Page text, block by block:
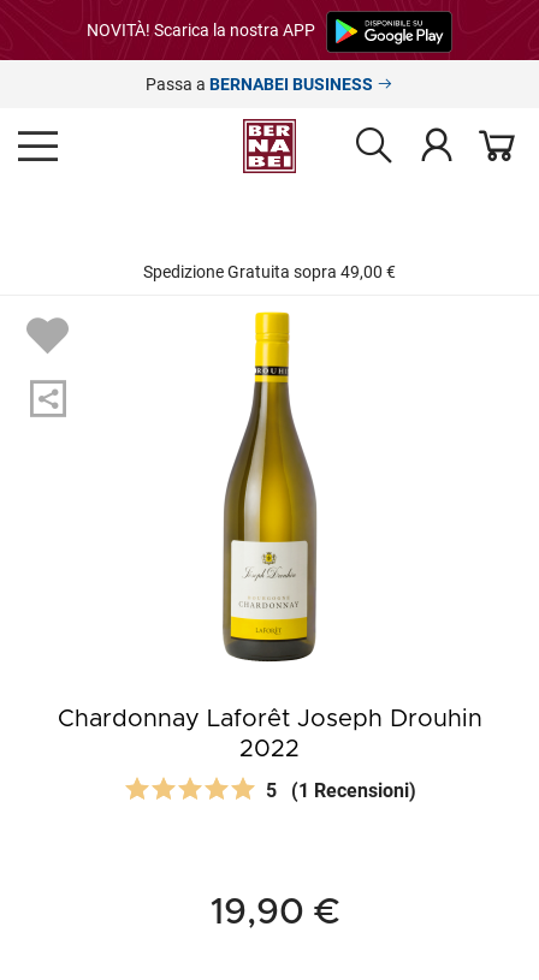
NOVITÀ! Scarica la nostra APP
Passa a BERNABEI BUSINESS
Spedizione Gratuita sopra 49,00 €
Chardonnay Laforêt Joseph Drouhin
2022
5 (1 Recensioni)
19,90 €